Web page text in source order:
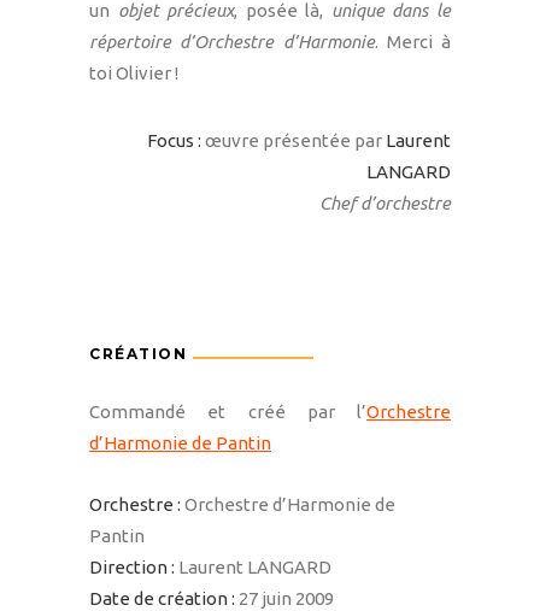
un objet précieux, posée là, unique dans le
répertoire d’Orchestre d’Harmonie. Merci à
toi Olivier !
Focus : œuvre présentée par Laurent
LANGARD
Chef d’orchestre
CRÉATION
Commandé et créé par l’Orchestre
d’Harmonie de Pantin
Orchestre : Orchestre d’Harmonie de
Pantin
Direction : Laurent LANGARD
Date de création : 27 juin 2009